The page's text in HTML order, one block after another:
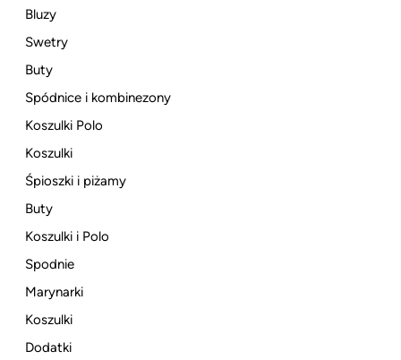
Bluzy
Swetry
Buty
Spódnice i kombinezony
Koszulki Polo
Koszulki
Śpioszki i piżamy
Buty
Koszulki i Polo
Spodnie
Marynarki
Koszulki
Dodatki